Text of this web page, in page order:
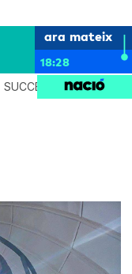
ara mateix
18:28
SUCCESSOS AGENDA